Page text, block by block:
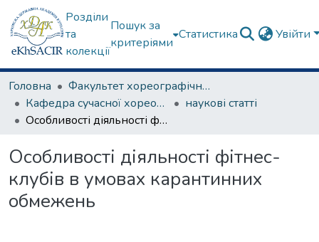
Розділи
та
колекції
Пошук за
критеріями
Статистика Увійти
Головна
Факультет хореографічного мистецтва
Кафедра сучасної хореографії та спортивно-оздоровчих технологій
наукові статті
Особливості діяльності фітнес-клубів в умовах карантинних обмежень
Особливості діяльності фітнес-
клубів в умовах карантинних
обмежень